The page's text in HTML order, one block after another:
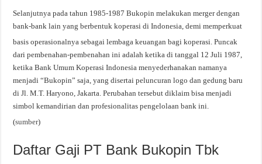
Selanjutnya pada tahun 1985-1987 Bukopin melakukan merger dengan
bank-bank lain yang berbentuk koperasi di Indonesia, demi memperkuat
basis operasionalnya sebagai lembaga keuangan bagi koperasi. Puncak
dari pembenahan-pembenahan ini adalah ketika di tanggal 12 Juli 1987,
ketika Bank Umum Koperasi Indonesia menyederhanakan namanya
menjadi “Bukopin” saja, yang disertai peluncuran logo dan gedung baru
di Jl. M.T. Haryono, Jakarta. Perubahan tersebut diklaim bisa menjadi
simbol kemandirian dan profesionalitas pengelolaan bank ini.
(sumber)
Daftar Gaji PT Bank Bukopin Tbk